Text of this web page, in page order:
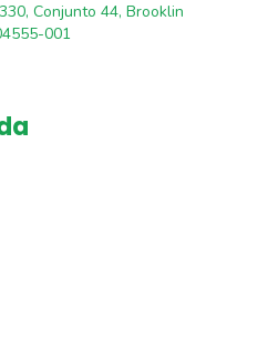
Conjunto 44, Brooklin
001